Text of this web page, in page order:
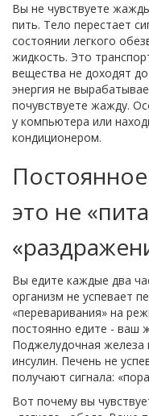
Вы не чувствуете
пить. Тело перестает
состоянии легкого
жидкость. Это
вещества не доходят
энергия не
почувствуете жажду.
у компьютера или
кондиционером.
это не
Вы едите каждые два
организм не успевает
«переваривания» на
постоянно едите - ваш
Поджелудочная железа
инсулин. Печень не
получают сигнала:
Вот почему вы